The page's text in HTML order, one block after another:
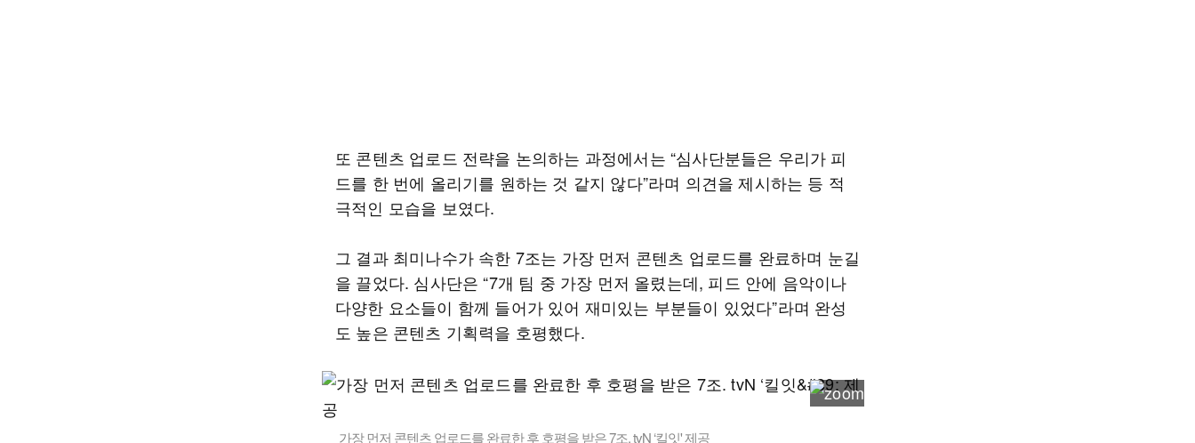
또 콘텐츠 업로드 전략을 논의하는 과정에서는 “심사단분들은 우리가 피
드를 한 번에 올리기를 원하는 것 같지 않다”라며 의견을 제시하는 등 적
극적인 모습을 보였다.
그 결과 최미나수가 속한 7조는 가장 먼저 콘텐츠 업로드를 완료하며 눈길
을 끌었다. 심사단은 “7개 팀 중 가장 먼저 올렸는데, 피드 안에 음악이나
다양한 요소들이 함께 들어가 있어 재미있는 부분들이 있었다”라며 완성
도 높은 콘텐츠 기획력을 호평했다.
가장 먼저 콘텐츠 업로드를 완료한 후 호평을 받은 7조. tvN ‘킬잇' 제공